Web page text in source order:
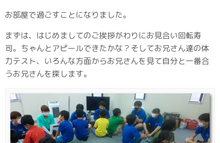
お部屋で過ごすことになりました。
まずは、はじめましてのご挨拶がわりにお見合い回転寿
司。ちゃんとアピールできたかな？そしてお兄さん達の体
力テスト、いろんな方面からお兄さんを見て自分と一番合
うお兄さんを探します。